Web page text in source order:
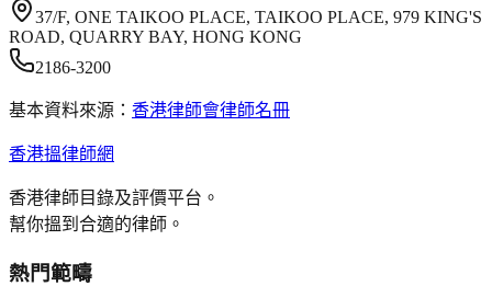
37/F, ONE TAIKOO PLACE, TAIKOO PLACE, 979 KING'S
ROAD, QUARRY BAY, HONG KONG
2186-3200
基本資料來源： 香港律師會律師名冊
香港搵律師網
香港律師目錄及評價平台。
幫你搵到合適的律師。
熱門範疇